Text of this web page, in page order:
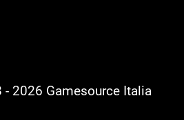
2026 Gamesource Italia